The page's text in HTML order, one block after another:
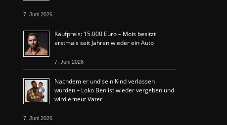
7. Juni 2026
Kaufpreis: 15.000 Euro – Mois besitzt
erstmals seit Jahren wieder ein Auto
7. Juni 2026
Nachdem er und sein Kind verlassen
wurden – Loko Ben ist wieder vergeben und
wird erneut Vater
7. Juni 2026